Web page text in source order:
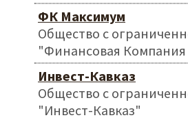
ФК Максимум
Общество с
"Финансовая
Инвест-Кавказ
Общество с
"Инвест-Кавказ"